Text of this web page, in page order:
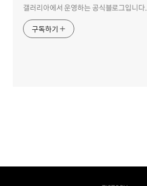
갤러리아에서 운영하는 공식블로그입니다.
구독하기